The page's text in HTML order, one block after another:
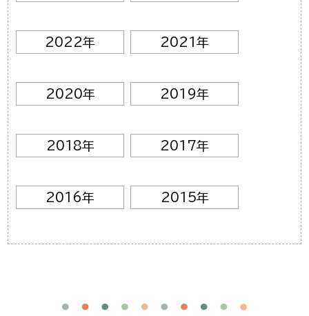
2022年 2021年
2020年 2019年
2018年 2017年
2016年 2015年